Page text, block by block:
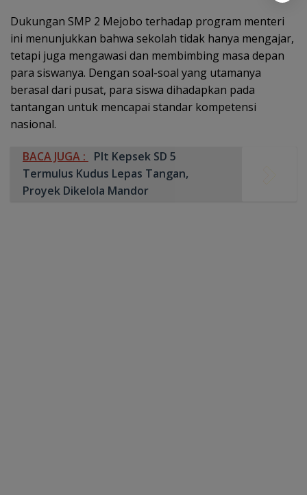
Dukungan SMP 2 Mejobo terhadap program menteri
ini menunjukkan bahwa sekolah tidak hanya mengajar,
tetapi juga mengawasi dan membimbing masa depan
para siswanya. Dengan soal-soal yang utamanya
berasal dari pusat, para siswa dihadapkan pada
tantangan untuk mencapai standar kompetensi
nasional.
BACA JUGA :
Plt Kepsek SD 5
Termulus Kudus Lepas Tangan,
Proyek Dikelola Mandor